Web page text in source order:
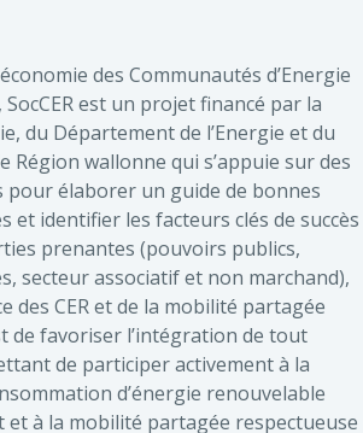
des Communautés d’Energie
SocCER est un projet financé par la
du Département de l’Energie et du
Région wallonne qui s’appuie sur des
élaborer un guide de bonnes
et identifier les facteurs clés de succès
prenantes (pouvoirs publics,
secteur associatif et non marchand),
des CER et de la mobilité partagée
de favoriser l’intégration de tout
de participer activement à la
d’énergie renouvelable
et à la mobilité partagée respectueuse